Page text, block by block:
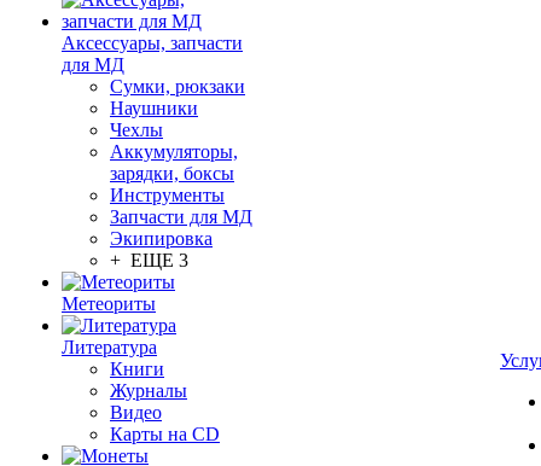
Аксессуары, запчасти
для МД
Сумки, рюкзаки
Наушники
Чехлы
Аккумуляторы,
зарядки, боксы
Инструменты
Запчасти для МД
Экипировка
+ ЕЩЕ 3
Метеориты
Литература
Книги
Журналы
Видео
Карты на CD